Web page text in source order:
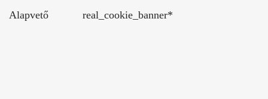
Alapvető real_cookie_banner*